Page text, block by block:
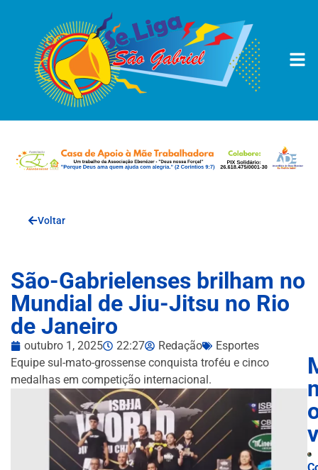
Voltar
São-Gabrielenses brilham no
Mundial de Jiu-Jitsu no Rio
de Janeiro
outubro 1, 2025 22:27 Redação
Esportes
Equipe sul-mato-grossense conquista troféu e cinco
medalhas em competição internacional.